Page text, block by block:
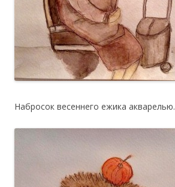
Набросок весеннего ежика акварелью.